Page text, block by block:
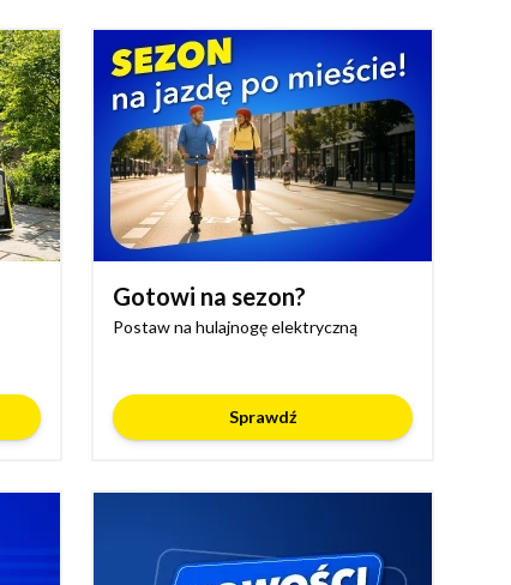
Gotowi na sezon?
Postaw na hulajnogę elektryczną
Sprawdź